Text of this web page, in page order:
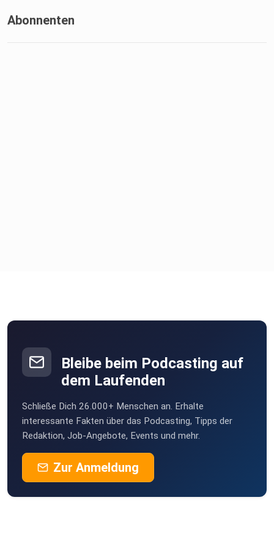
Abonnenten
Bleibe beim Podcasting auf
dem Laufenden
Schließe Dich 26.000+ Menschen an. Erhalte
interessante Fakten über das Podcasting, Tipps der
Redaktion, Job-Angebote, Events und mehr.
Zur Anmeldung